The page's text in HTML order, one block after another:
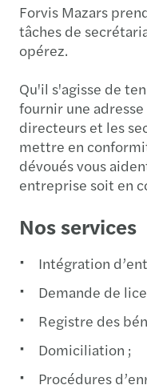
Forvis Mazars
tâches de
opérez.
Qu'il s'agisse de
fournir une
directeurs et les
mettre en
dévoués vous
entreprise soit en
Nos services
Intégration
Demande de
Registre des
Domiciliation ;
Procédures